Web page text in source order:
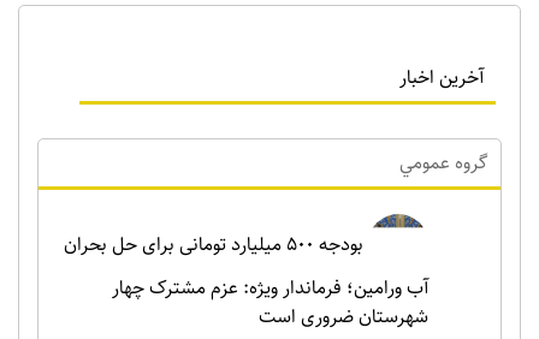
آخرین اخبار
گروه عمومي
بودجه ۵۰۰ میلیارد تومانی برای حل بحران
آب ورامین؛ فرماندار ویژه: عزم مشترک چهار
شهرستان ضروری است